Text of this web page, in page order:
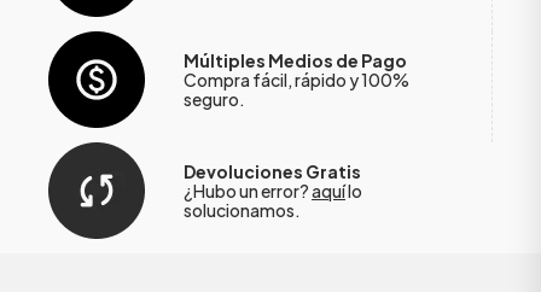
Múltiples Medios de Pago
Compra fácil, rápido y 100%
seguro.
Devoluciones Gratis
¿Hubo un error?aquílo
solucionamos.